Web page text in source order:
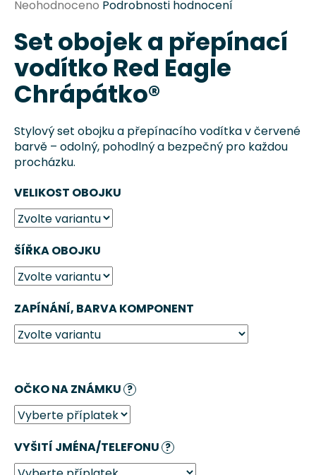
Průměrné
produktu
je
0,0
5
Neohodnoceno Podrobnosti hodnocení
Set obojek a přepínací
vodítko Red Eagle
Chrápátko®
Stylový set obojku a přepínacího vodítka v červené
barvě – odolný, pohodlný a bezpečný pro každou
procházku.
VELIKOST OBOJKU
ŠÍŘKA OBOJKU
ZAPÍNÁNÍ, BARVA KOMPONENT
OČKO NA ZNÁMKU ?
VYŠITÍ JMÉNA/TELEFONU ?
D
o
p
o
r
u
č
u
m
e
PELECH
PRO
PSA